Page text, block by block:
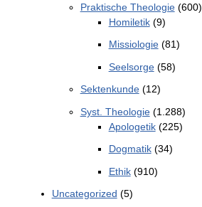
Praktische Theologie(600)
Homiletik(9)
Missiologie(81)
Seelsorge(58)
Sektenkunde(12)
Syst. Theologie(1.288)
Apologetik(225)
Dogmatik(34)
Ethik(910)
Uncategorized (5)